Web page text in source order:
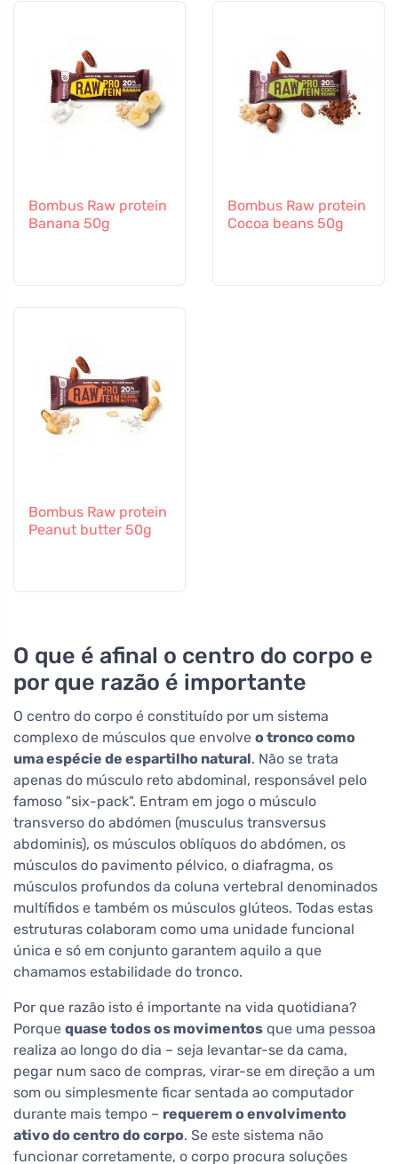
Bombus Raw protein
Banana 50g
Bombus Raw protein
Cocoa beans 50g
Bombus Raw protein
Peanut butter 50g
O que é afinal o centro do corpo e
por que razão é importante
O centro do corpo é constituído por um sistema
complexo de músculos que envolve o tronco como
uma espécie de espartilho natural. Não se trata
apenas do músculo reto abdominal, responsável pelo
famoso "six-pack". Entram em jogo o músculo
transverso do abdómen (musculus transversus
abdominis), os músculos oblíquos do abdómen, os
músculos do pavimento pélvico, o diafragma, os
músculos profundos da coluna vertebral denominados
multífidos e também os músculos glúteos. Todas estas
estruturas colaboram como uma unidade funcional
única e só em conjunto garantem aquilo a que
chamamos estabilidade do tronco.
Por que razão isto é importante na vida quotidiana?
Porque quase todos os movimentos que uma pessoa
realiza ao longo do dia – seja levantar-se da cama,
pegar num saco de compras, virar-se em direção a um
som ou simplesmente ficar sentada ao computador
durante mais tempo – requerem o envolvimento
ativo do centro do corpo. Se este sistema não
funcionar corretamente, o corpo procura soluções